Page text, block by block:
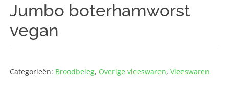
Jumbo boterhamworst
vegan
Categorieën: Broodbeleg, Overige vleeswaren,Vleeswaren